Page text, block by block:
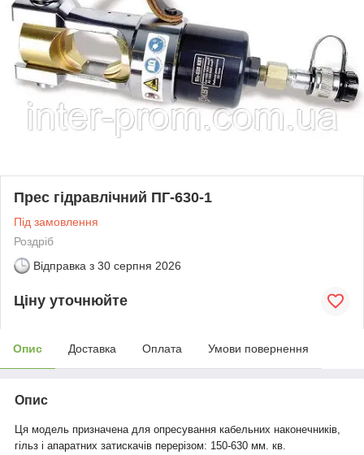
Прес гідравлічний ПГ-630-1
Під замовлення
Роздріб
Відправка з 30 серпня 2026
Ціну уточнюйте
Опис Доставка Оплата Умови повернення
Опис
Ця модель призначена для опресування кабельних наконечників,
гільз і апаратних затискачів перерізом: 150-630 мм. кв.